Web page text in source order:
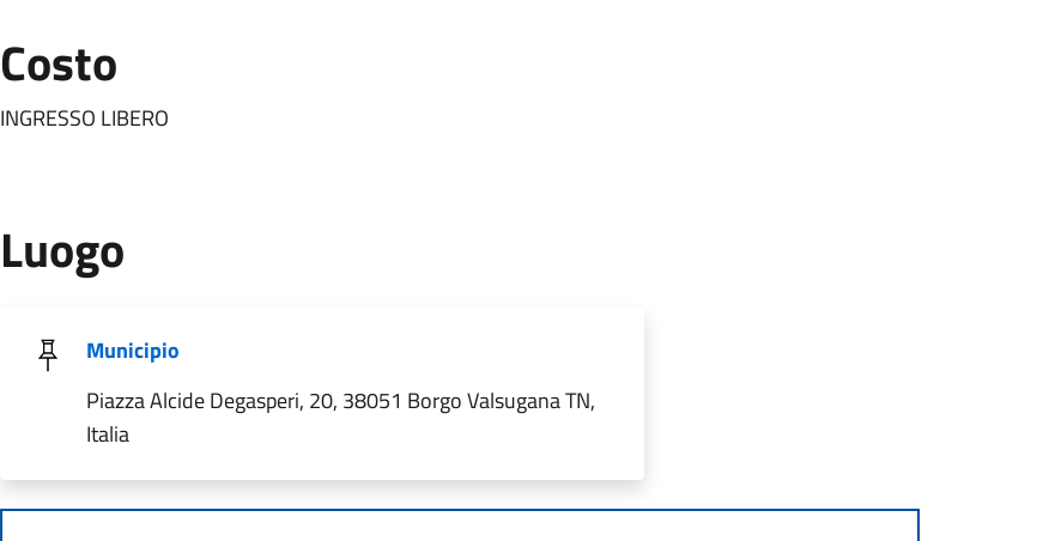
Costo
INGRESSO LIBERO
Luogo
Municipio
Piazza Alcide Degasperi, 20, 38051 Borgo Valsugana TN,
Italia